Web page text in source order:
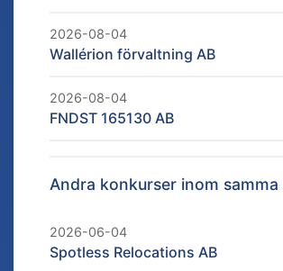
2026-08-04
Wallérion förvaltning AB
2026-08-04
FNDST 165130 AB
Andra konkurser inom
2026-06-04
Spotless Relocations AB